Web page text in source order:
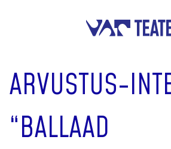
ARVUSTUS-
“BALLAAD